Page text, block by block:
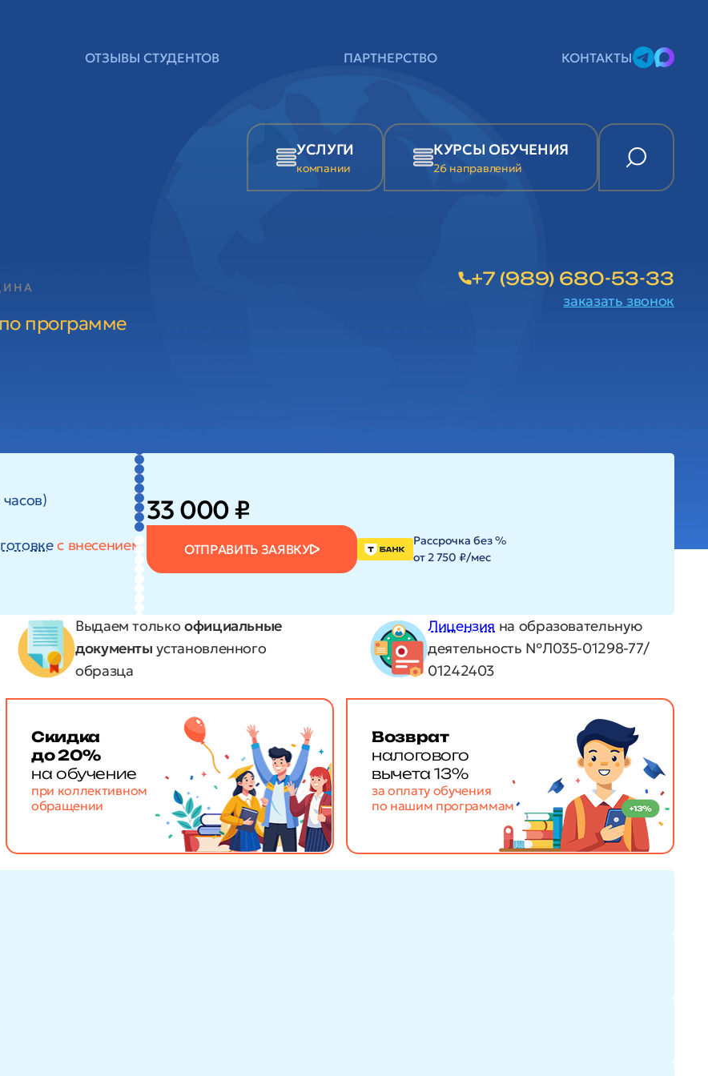
ОТЗЫВЫ СТУДЕНТОВ ПАРТНЕРСТВО КОНТАКТЫ
УСЛУГИ
компании
КУРСЫ ОБУЧЕНИЯ
26 направлений
+7 (989) 680-53-33
заказать звонок
программе
с внесением
33 000 ₽
ОТПРАВИТЬ ЗАЯВКУ
Рассрочка без %
от 2 750 ₽/мес
Выдаем только официальные
документы установленного
образца
Лицензия на образовательную
деятельность №Л035-01298-77/
01242403
Скидка
до 20%
на обучение
при коллективном
обращении
Возврат
налогового
вычета 13%
за оплату обучения
по нашим программам